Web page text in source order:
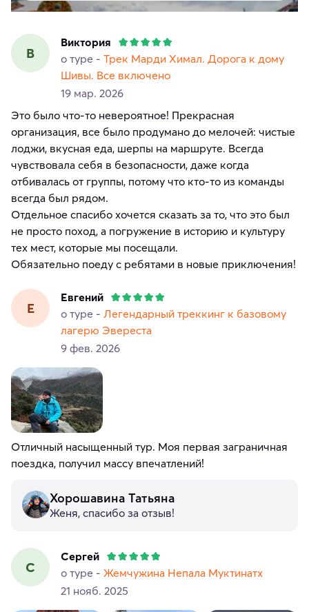
В
Виктория
о туре - Трек Марди Химал. Дорога к дому
Шивы. Все включено
19 мар. 2026
Это было что-то невероятное! Прекрасная
организация, все было продумано до мелочей: чистые
лоджи, вкусная еда, шерпы на маршруте. Всегда
чувствовала себя в безопасности, даже когда
отбивалась от группы, потому что кто-то из команды
всегда был рядом.
Отдельное спасибо хочется сказать за то, что это был
не просто поход, а погружение в историю и культуру
тех мест, которые мы посещали.
Обязательно поеду с ребятами в новые приключения!
Е
Евгений
о туре - Легендарный треккинг к базовому
лагерю Эвереста
9 фев. 2026
Отличный насыщенный тур. Моя первая заграничная
поездка, получил массу впечатлений!
Хорошавина Татьяна
Женя, спасибо за отзыв!
С
Сергей
о туре - Жемчужина Непала Муктинатх
21 нояб. 2025